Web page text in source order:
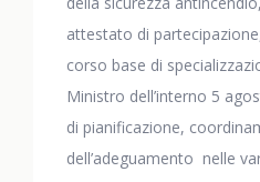
attestato di
corso base di
Ministro dell’interno 5
di pianificazione,
dell’adeguamento nelle